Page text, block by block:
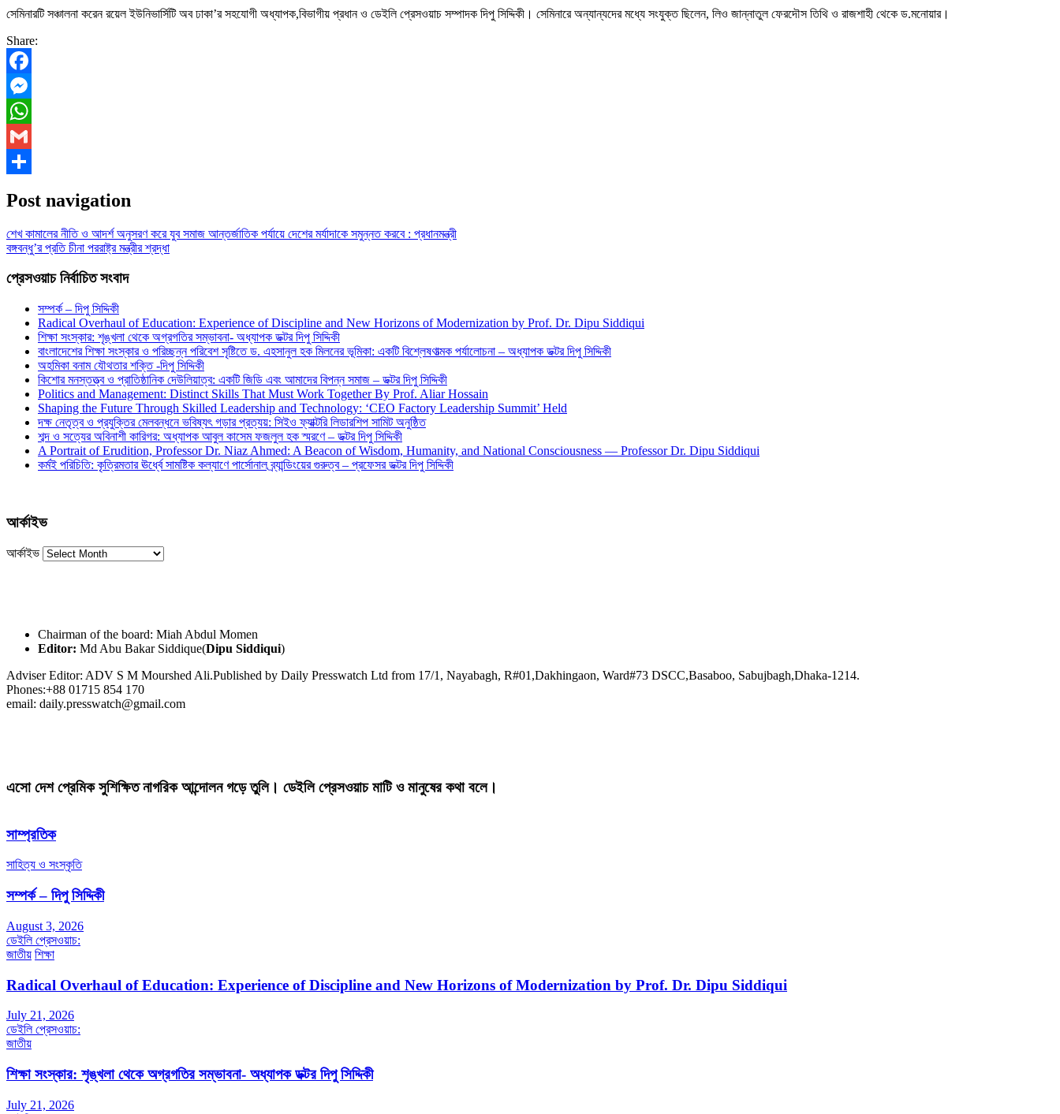
সেমিনারটি সঞ্চালনা করেন রয়েল ইউনিভার্সিটি অব ঢাকা’র সহযোগী অধ্যাপক,বিভাগীয় প্রধান ও ডেইলি প্রেসওয়াচ সম্পাদক দিপু সিদ্দিকী। সেমিনারে অন্যান্যদের মধ্যে সংযুক্ত ছিলেন, লিও জান্নাতুল ফেরদৌস তিথি ও রাজশাহী থেকে ড.মনোয়ার।
Share:
Facebook
Messenger
WhatsApp
Gmail
Post navigation
শেখ কামালের নীতি ও আদর্শ অনুসরণ করে যুব সমাজ আন্তর্জাতিক পর্যায়ে দেশের মর্যাদাকে সমুন্নত করবে : প্রধানমন্ত্রী
বঙ্গবন্ধু’র প্রতি চীনা পররাষ্ট্র মন্ত্রীর শ্রদ্ধা
প্রেসওয়াচ নির্বাচিত সংবাদ
সম্পর্ক – দিপু সিদ্দিকী
Radical Overhaul of Education: Experience of Discipline and New Horizons of Modernization by Prof. Dr. Dipu Siddiqui
শিক্ষা সংস্কার: শৃঙ্খলা থেকে অগ্রগতির সম্ভাবনা- অধ্যাপক ডক্টর দিপু সিদ্দিকী
বাংলাদেশের শিক্ষা সংস্কার ও পরিচ্ছন্ন পরিবেশ সৃষ্টিতে ড. এহসানুল হক মিলনের ভূমিকা: একটি বিশ্লেষণাত্মক পর্যালোচনা – অধ্যাপক ডক্টর দিপু সিদ্দিকী
অহমিকা বনাম যৌথতার শক্তি -দিপু সিদ্দিকী
কিশোর মনস্তত্ত্ব ও প্রাতিষ্ঠানিক দেউলিয়াত্ব: একটি জিডি এবং আমাদের বিপন্ন সমাজ – ডক্টর দিপু সিদ্দিকী
Politics and Management: Distinct Skills That Must Work Together By Prof. Aliar Hossain
Shaping the Future Through Skilled Leadership and Technology: ‘CEO Factory Leadership Summit’ Held
দক্ষ নেতৃত্ব ও প্রযুক্তির মেলবন্ধনে ভবিষ্যৎ গড়ার প্রত্যয়: সিইও ফ্যাক্টরি লিডারশিপ সামিট অনুষ্ঠিত
শব্দ ও সত্যের অবিনাশী কারিগর: অধ্যাপক আবুল কাসেম ফজলুল হক স্মরণে – ডক্টর দিপু সিদ্দিকী
A Portrait of Erudition, Professor Dr. Niaz Ahmed: A Beacon of Wisdom, Humanity, and National Consciousness — Professor Dr. Dipu Siddiqui
কর্মই পরিচিতি: কৃত্রিমতার ঊর্ধ্বে সামষ্টিক কল্যাণে পার্সোনাল ব্র্যান্ডিংয়ের গুরুত্ব – প্রফেসর ডক্টর দিপু সিদ্দিকী
আর্কাইভ
আর্কাইভ
Chairman of the board: Miah Abdul Momen
Editor: Md Abu Bakar Siddique(Dipu Siddiqui)
Adviser Editor: ADV S M Mourshed Ali.Published by Daily Presswatch Ltd from 17/1, Nayabagh, R#01,Dakhingaon, Ward#73 DSCC,Basaboo, Sabujbagh,Dhaka-1214.
Phones:+88 01715 854 170
email: daily.presswatch@gmail.com
এসো দেশ প্রেমিক সুশিক্ষিত নাগরিক আন্দোলন গড়ে তুলি। ডেইলি প্রেসওয়াচ মাটি ও মানুষের কথা বলে।
সাম্প্রতিক
সাহিত্য ও সংস্কৃতি
সম্পর্ক – দিপু সিদ্দিকী
August 3, 2026
ডেইলি প্রেসওয়াচ:
জাতীয় শিক্ষা
Radical Overhaul of Education: Experience of Discipline and New Horizons of Modernization by Prof. Dr. Dipu Siddiqui
July 21, 2026
ডেইলি প্রেসওয়াচ:
জাতীয়
শিক্ষা সংস্কার: শৃঙ্খলা থেকে অগ্রগতির সম্ভাবনা- অধ্যাপক ডক্টর দিপু সিদ্দিকী
July 21, 2026